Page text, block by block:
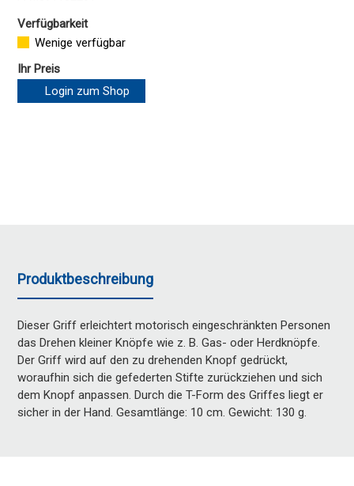
Verfügbarkeit
Wenige verfügbar
Ihr Preis
Login zum Shop
Produktbeschreibung
Dieser Griff erleichtert motorisch eingeschränkten Personen
das Drehen kleiner Knöpfe wie z. B. Gas- oder Herdknöpfe.
Der Griff wird auf den zu drehenden Knopf gedrückt,
woraufhin sich die gefederten Stifte zurückziehen und sich
dem Knopf anpassen. Durch die T-Form des Griffes liegt er
sicher in der Hand. Gesamtlänge: 10 cm. Gewicht: 130 g.